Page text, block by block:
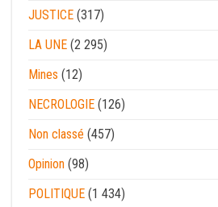
JUSTICE (317)
LA UNE (2 295)
Mines (12)
NECROLOGIE (126)
Non classé (457)
Opinion (98)
POLITIQUE (1 434)